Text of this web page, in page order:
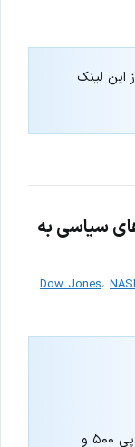
این لینک
سیاسی به
Dow Jones،
معاملات آتی داوجونز، اس‌اندپی ۵۰۰ و